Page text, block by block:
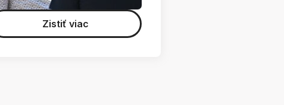
Zistiť viac